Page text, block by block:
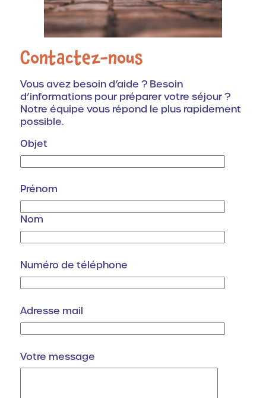
Contactez-nous
Vous avez besoin d’aide ? Besoin
d’informations pour préparer votre séjour ?
Notre équipe vous répond le plus rapidement
possible.
Objet
I
d
e
n
t
é
Prénom
Nom
Numéro de téléphone
Adresse mail
Votre message